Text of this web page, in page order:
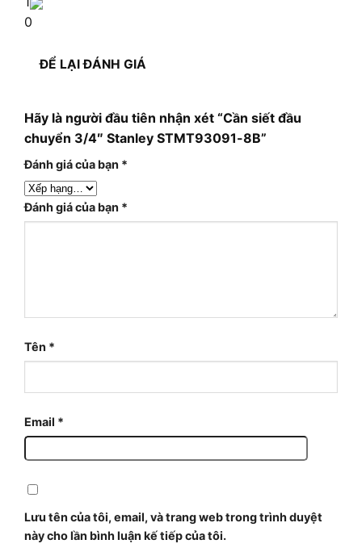
0
ĐỂ LẠI ĐÁNH GIÁ
Hãy là người đầu tiên nhận xét “Cần siết đầu
chuyển 3/4″ Stanley STMT93091-8B”
Đánh giá của bạn *
Đánh giá của bạn *
Tên *
Email *
Lưu tên của tôi, email, và trang web trong trình duyệt
này cho lần bình luận kế tiếp của tôi.